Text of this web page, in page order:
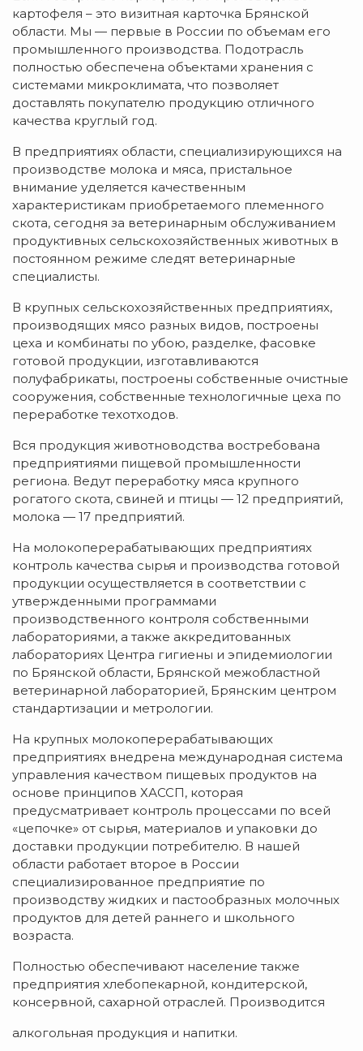
картофеля – это визитная карточка Брянской
области. Мы — первые в России по объемам его
промышленного производства. Подотрасль
полностью обеспечена объектами хранения с
системами микроклимата, что позволяет
доставлять покупателю продукцию отличного
качества круглый год.
В предприятиях области, специализирующихся на
производстве молока и мяса, пристальное
внимание уделяется качественным
характеристикам приобретаемого племенного
скота, сегодня за ветеринарным обслуживанием
продуктивных сельскохозяйственных животных в
постоянном режиме следят ветеринарные
специалисты.
В крупных сельскохозяйственных предприятиях,
производящих мясо разных видов, построены
цеха и комбинаты по убою, разделке, фасовке
готовой продукции, изготавливаются
полуфабрикаты, построены собственные очистные
сооружения, собственные технологичные цеха по
переработке техотходов.
Вся продукция животноводства востребована
предприятиями пищевой промышленности
региона. Ведут переработку мяса крупного
рогатого скота, свиней и птицы — 12 предприятий,
молока — 17 предприятий.
На молокоперерабатывающих предприятиях
контроль качества сырья и производства готовой
продукции осуществляется в соответствии с
утвержденными программами
производственного контроля собственными
лабораториями, а также аккредитованных
лабораториях Центра гигиены и эпидемиологии
по Брянской области, Брянской межобластной
ветеринарной лабораторией, Брянским центром
стандартизации и метрологии.
На крупных молокоперерабатывающих
предприятиях внедрена международная система
управления качеством пищевых продуктов на
основе принципов ХАССП, которая
предусматривает контроль процессами по всей
«цепочке» от сырья, материалов и упаковки до
доставки продукции потребителю. В нашей
области работает второе в России
специализированное предприятие по
производству жидких и пастообразных молочных
продуктов для детей раннего и школьного
возраста.
Полностью обеспечивают население также
предприятия хлебопекарной, кондитерской,
консервной, сахарной отраслей. Производится
алкогольная продукция и напитки.